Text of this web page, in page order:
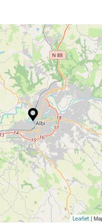
Leaflet|